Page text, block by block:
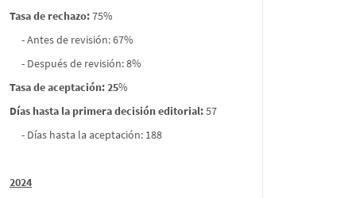
Tasa de rechazo:75%
- Antes de revisión: 67%
- Después de revisión: 8%
Tasa de aceptación: 25%
Días hasta la primera decisión editorial:57
- Días hasta la aceptación: 188
2024